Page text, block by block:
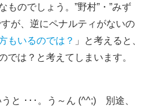
ものでしょう。”野村”・”みず
が、逆にペナルティがないの
もいるのでは？ 」と考えると、
では？と考えてしまいます。
と ･･･。う～ん (^^;) 別途、